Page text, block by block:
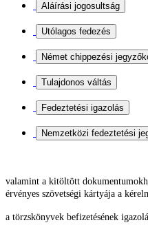
valamint a kitöltött
érvényes szövetségi kártyája a
a törzskönyvek befizetésének